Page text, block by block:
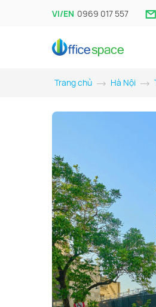
VI/EN 0969 017 557
Trang chủ Hà Nội